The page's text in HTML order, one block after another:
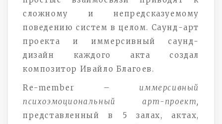
сложному и непредсказуемому
поведению систем в целом. Саунд-арт
проекта и иммерсивный саунд-
дизайн каждого акта создал
композитор Ивайло Благоев.
Re-member – иммерсивный
психоэмоциональный арт-проект,
представленный в 5 залах, актах,